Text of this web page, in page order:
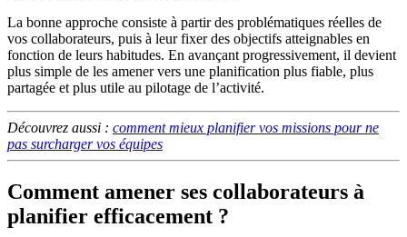
La bonne approche consiste à partir des problématiques réelles de
vos collaborateurs, puis à leur fixer des objectifs atteignables en
fonction de leurs habitudes. En avançant progressivement, il devient
plus simple de les amener vers une planification plus fiable, plus
partagée et plus utile au pilotage de l’activité.
Découvrez aussi : comment mieux planifier vos missions pour ne
pas surcharger vos équipes
Comment amener ses collaborateurs à
planifier efficacement ?